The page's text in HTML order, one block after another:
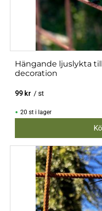
Hängande ljuslykta
decoration
99 kr /st
20 st i lager